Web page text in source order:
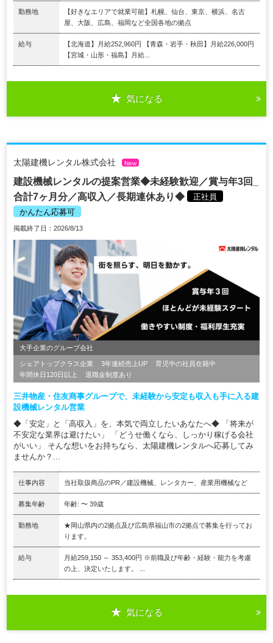
勤務地
【好きなエリアで就業可能】札幌、仙台、東京、横浜、名古
屋、大阪、広島、福岡など全国各地の拠点
給与
【北海道】月給252,960円 【青森・岩手・秋田】月給226,000円
【宮城・山形・福島】月給...
気になる
太陽建機レンタル株式会社 New
建設機械レンタルの提案営業◆未経験歓迎／賞与年3回_
合計7ヶ月分／高収入／長期連休あり◆
正社員
かんたん応募可
掲載終了日：2026/8/13
大手企業のグループ会社
シェアトップクラス企業 3年連続売上UP
育児中の社員在籍中
年間休日120日以上
退職金制度あり
三井物産・住友商事グループで、未経験から安定も収入も手に入る建
設機械レンタル営業
◆「安定」と「高収入」を、本気で両立したいあなたへ◆ 「将来が
不安定な業界は避けたい」 「どうせ働くなら、しっかり稼げる会社
がいい」 そんな想いをお持ちなら、太陽建機レンタルへ応募してみ
ませんか？...
仕事内容 当社取扱商品のPR／建設機械、レンタカー、産業用機械など
募集年齢 年齢: 〜 39歳
勤務地
★岡山県内の2拠点及び広島県福山市の2拠点で募集を行ってお
ります。
給与
月給259,150 ～ 353,400円 ※前職及び年齢・経験・能力を考慮
の上、決定いたします。 ...
気になる